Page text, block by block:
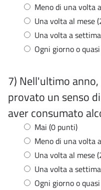
Meno di una volta
Una volta al mese
Una volta a
Ogni giorno o
7) Nell'ultimo
provato un senso
aver consumato
Mai (0 punti)
Meno di una volta
Una volta al mese
Una volta a
Ogni giorno o